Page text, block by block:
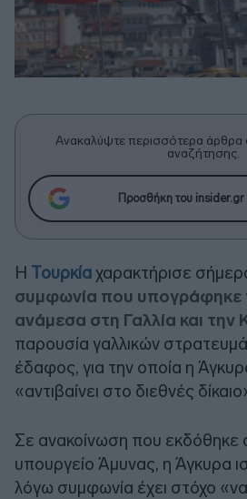
Ανακαλύψτε περισσότερα άρθρα
αναζήτησης.
Προσθήκη του insider.gr
Η Τουρκίαχαρακτήρισε
συμφωνία που υπογράφηκε
ανάμεσα στη Γαλλία και την
παρουσία γαλλικών
έδαφος, για την οποία η
«αντιβαίνει στο διεθνές
Σε ανακοίνωση που εκδόθηκε
υπουργείο Άμυνας, η Άγκυρα
λόγω συμφωνία έχει στόχο